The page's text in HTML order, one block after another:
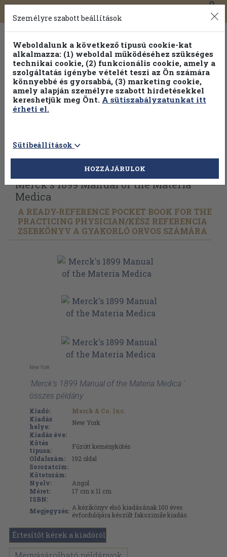
Toggle
navigation
0
Vissza az előző oldalra Válasszon példányt
Merck's 1899 Manual of the Materia
Medica
A READY-REFERENCE POCKET BOOK FOR THE
PRACTICING PHYSICIAN/KÉSZ REFERENCIA
ZSEBKÖNYV A GYAKORLÓ ORVOS SZÁMÁRA
New York
'Merck's 1899 Manual of the Materia Medica '
összes példány
Kiadó:
Merck & Co. Inc.
Kiadás
helye:
New York
Kiadás éve:
Kötés
típusa:
Fűzött keménykötés
Oldalszám:
192 oldal
Sorozatcím:
Kötetszám:
Nyelv:
Angol
Méret:
17 cm x 11 cm
ISBN:
Megjegyzés: A kézikönyv első kiadásának 100 éves
évfordulójára készült fakszimile kiadás.
Értesítőt kérek a kiadóról
Személyre szabott beállítások
Weboldalunk a következő típusú cookie-kat
alkalmazza: (1) weboldal működéséhez szükséges
technikai cookie, (2) funkcionális cookie, amely a
szolgáltatás igénybe vételét teszi az Ön számára
könnyebbé és gyorsabbá, (3) marketing cookie,
amely alapján személyre szabott hirdetésekkel
kereshetjük meg Önt. A sütiszabályzatunkat itt
érheti el.
Sütibeállítások
HOZZÁJÁRULOK